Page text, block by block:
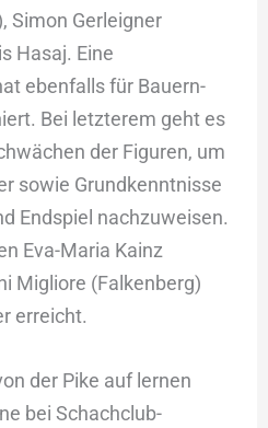
Simon Gerleigner
Hasaj. Eine
ebenfalls für Bauern-
Bei letzterem geht es
der Figuren, um
sowie Grundkenntnisse
Endspiel nachzuweisen.
Eva-Maria Kainz
Migliore (Falkenberg)
erreicht.
der Pike auf lernen
bei Schachclub-